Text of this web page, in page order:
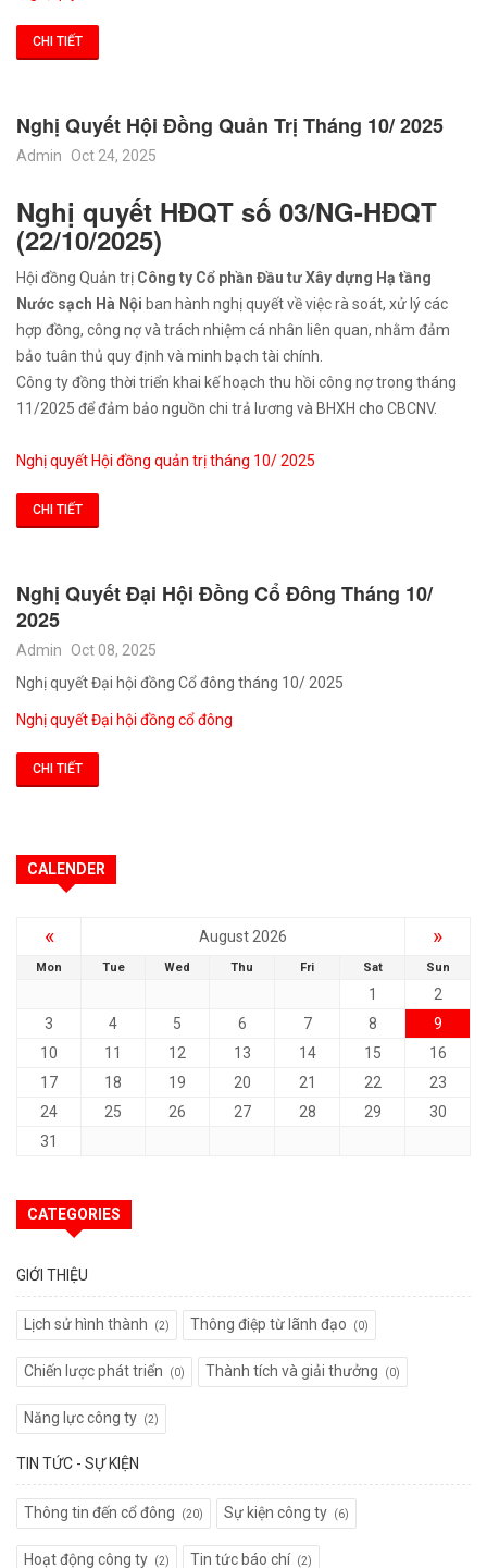
CHI TIẾT
Nghị Quyết Hội Đồng Quản Trị Tháng 10/ 2025
Admin Oct 24, 2025
Nghị quyết HĐQT số 03/NG-HĐQT
(22/10/2025)
Hội đồng Quản trị Công ty Cổ phần Đầu tư Xây dựng Hạ tầng
Nước sạch Hà Nội ban hành nghị quyết về việc rà soát, xử lý các
hợp đồng, công nợ và trách nhiệm cá nhân liên quan, nhằm đảm
bảo tuân thủ quy định và minh bạch tài chính.
Công ty đồng thời triển khai kế hoạch thu hồi công nợ trong tháng
11/2025 để đảm bảo nguồn chi trả lương và BHXH cho CBCNV.
Nghị quyết Hội đồng quản trị tháng 10/ 2025
CHI TIẾT
Nghị Quyết Đại Hội Đồng Cổ Đông Tháng 10/
2025
Admin
Oct 08, 2025
Nghị quyết Đại hội đồng Cổ đông tháng 10/ 2025
Nghị quyết Đại hội đồng cổ đông
CHI TIẾT
CALENDER
« August 2026 »
Mon Tue Wed Thu Fri Sat Sun
1
2
3
4 5 6 7 8
9
10
11 12 13 14 15
16
17
18 19 20 21 22
23
24
25 26 27 28 29
30
31
CATEGORIES
GIỚI THIỆU
Lịch sử hình thành (2) Thông điệp từ lãnh đạo (0)
Chiến lược phát triển (0) Thành tích và giải thưởng (0)
Năng lực công ty (2)
TIN TỨC - SỰ KIỆN
Thông tin đến cổ đông (20) Sự kiện công ty (6)
Hoạt động công ty (2) Tin tức báo chí (2)